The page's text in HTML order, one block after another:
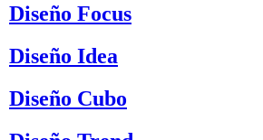
Diseño Focus
Diseño Idea
Diseño Cubo